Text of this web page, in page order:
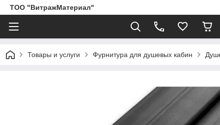
ТОО "ВитражМатериал"
Товары и услуги Фурнитура для душевых кабин